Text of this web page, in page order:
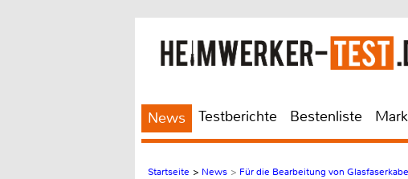
News Testberichte Bestenliste
Startseite > News > Für die Bearbeitung von